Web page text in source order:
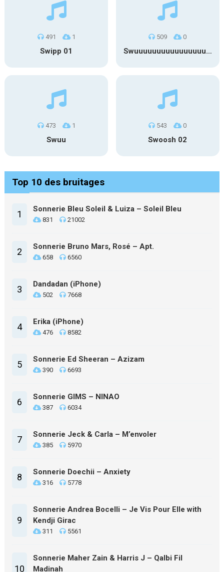
491 1
Swipp 01
509 0
Swuuuuuuuuuuuuuuuuuuuuuu
473 1
Swuu
543 0
Swoosh 02
Top 10 des bruitages
1 Sonnerie Bleu Soleil & Luiza – Soleil Bleu
831 21002
2 Sonnerie Bruno Mars, Rosé – Apt.
658 6560
3 Dandadan (iPhone)
502 7668
4 Erika (iPhone)
476 8582
5 Sonnerie Ed Sheeran – Azizam
390 6693
6 Sonnerie GIMS – NINAO
387 6034
7 Sonnerie Jeck & Carla – M’envoler
385 5970
8 Sonnerie Doechii – Anxiety
316 5778
9
Sonnerie Andrea Bocelli – Je Vis Pour Elle with
Kendji Girac
311 5561
10
Sonnerie Maher Zain & Harris J – Qalbi Fil
Madinah